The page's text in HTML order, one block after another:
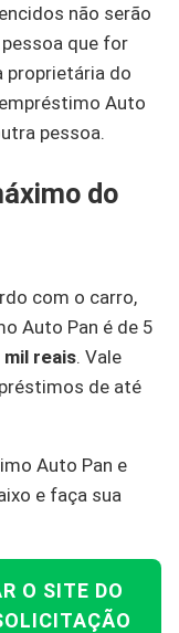
não serão
que for
proprietária do
Auto
pessoa.
do
com o carro,
Auto Pan é de 5
mil reais. Vale
de até
Auto Pan e
e faça sua
O SITE DO